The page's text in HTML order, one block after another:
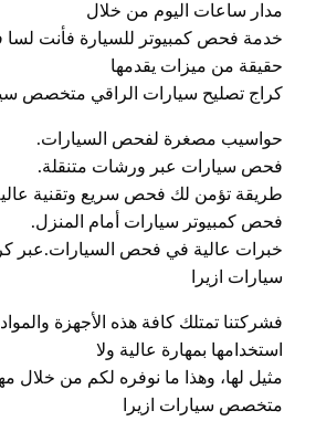
مدار ساعات اليوم من خلال
خدمة فحص كمبيوتر للسيارة فأنت
حقيقة من ميزات يقدمها
كراج تصليح سيارات الراقي متخصص
حواسيب مصغرة لفحص السيارات.
فحص سيارات عبر ورشات متنقلة.
طريقة تؤمن لك فحص سريع وتقنية
فحص كمبيوتر سيارات أمام المنزل.
خبرات عالية في فحص السيارات.عبر
سيارات ازيرا
فشركتنا تمتلك كافة هذه الأجهزة
استخدامها بمهارة عالية ولا
مثيل لها، وهذا ما نوفره لكم من خلال
متخصص سيارات ازيرا